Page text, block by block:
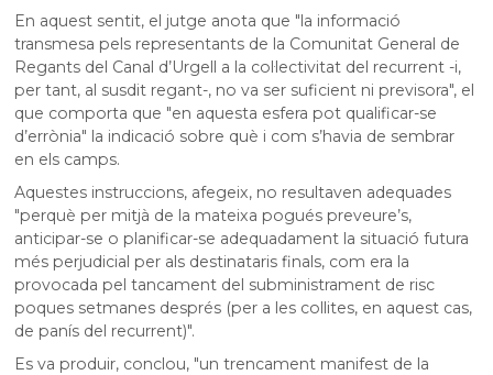
En aquest sentit, el jutge anota que "la informació
transmesa pels representants de la Comunitat General de
Regants del Canal d’Urgell
a la col·lectivitat del recurrent -i,
per tant, al susdit regant-, no va ser suficient ni previsora", el
que comporta que "en aquesta esfera pot qualificar-se
d’errònia" la indicació sobre què i com s’havia de sembrar
en els camps.
Aquestes instruccions, afegeix, no resultaven adequades
"perquè per mitjà de la mateixa pogués preveure’s,
anticipar-se o planificar-se adequadament la situació futura
més perjudicial per als destinataris finals, com era la
provocada pel tancament del subministrament de risc
poques setmanes després (per a les collites, en aquest cas,
de panís del recurrent)".
Es va produir, conclou, "un trencament manifest de la